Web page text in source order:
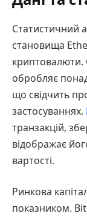
Статистичний
становища
криптовалюти.
обробляє
що свідчить
застосуваннях.
транзакцій,
відображає
вартості.
Ринкова
показником.